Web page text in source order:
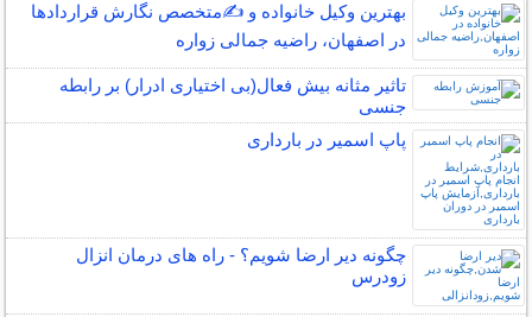
بهترین وکیل خانواده و ✍️متخصص نگارش قراردادها
در اصفهان، راضیه جمالی زواره
تاثیر مثانه بیش فعال(بی اختیاری ادرار) بر رابطه
جنسی
پاپ اسمیر در بارداری
چگونه دیر ارضا شویم؟ - راه های درمان انزال
زودرس